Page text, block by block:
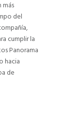
más
del
cumplir la
Panorama
hacia
de